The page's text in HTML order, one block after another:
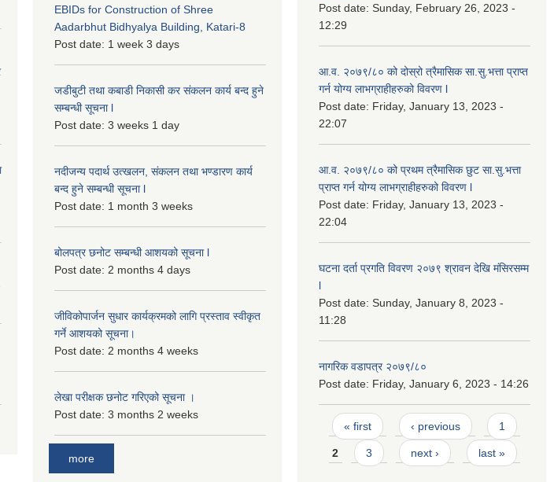
EBIDs for Construction of Shree
Aadarbhut Bidhyalya Building, Katari-8
Post date: 1 week 3 days
जडीबुटी तथा कबाडी निकासी कर संकलन कार्य बन्द हुने
सम्बन्धी सूचना l
Post date: 3 weeks 1 day
नदीजन्य पदार्थ उत्खलन, संकलन तथा भण्डारण कार्य
बन्द हुने सम्बन्धी सूचना l
Post date: 1 month 3 weeks
बोलपत्र छनोट सम्बन्धी आशयको सूचना l
Post date: 2 months 4 days
जीविकोपार्जन सुधार कार्यक्रमको लागि प्रस्ताव स्वीकृत
गर्ने आशयको सूचना।
Post date: 2 months 4 weeks
लेखा परीक्षक छनोट गरिएको सूचना ।
Post date: 3 months 2 weeks
more
Post date: Sunday, February 26, 2023 -
12:29
आ.व. २०७९/८० को दोस्रो त्रैमासिक सा.सु.भ‍त्ता प्राप्त
गर्न योग्य लाभग्राहीहरुको विवरण l
Post date: Friday, January 13, 2023 -
22:07
आ.व. २०७९/८० को प्रथम त्रैमासिक छुट सा.सु.भ‍त्ता
प्राप्त गर्न योग्य लाभग्राहीहरुको विवरण l
Post date: Friday, January 13, 2023 -
22:04
घटना दर्ता प्रगति विवरण २०७९ श्रावन देखि मंसिरसम्म
l
Post date: Sunday, January 8, 2023 -
11:28
नागरिक वडापत्र २०७९/८०
Post date: Friday, January 6, 2023 - 14:26
Pages
« first ‹ previous 1
2 3 next › last »